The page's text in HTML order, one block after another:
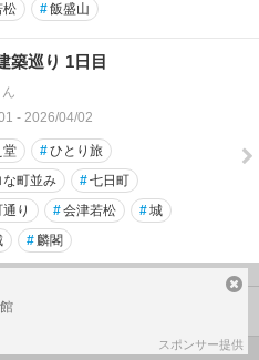
松 #飯盛山
巡り 1日目
- 2026/04/02
堂 #ひとり旅
な町並み #七日町
り #会津若松 #城
# 麟閣
行記一覧
スポンサー提供